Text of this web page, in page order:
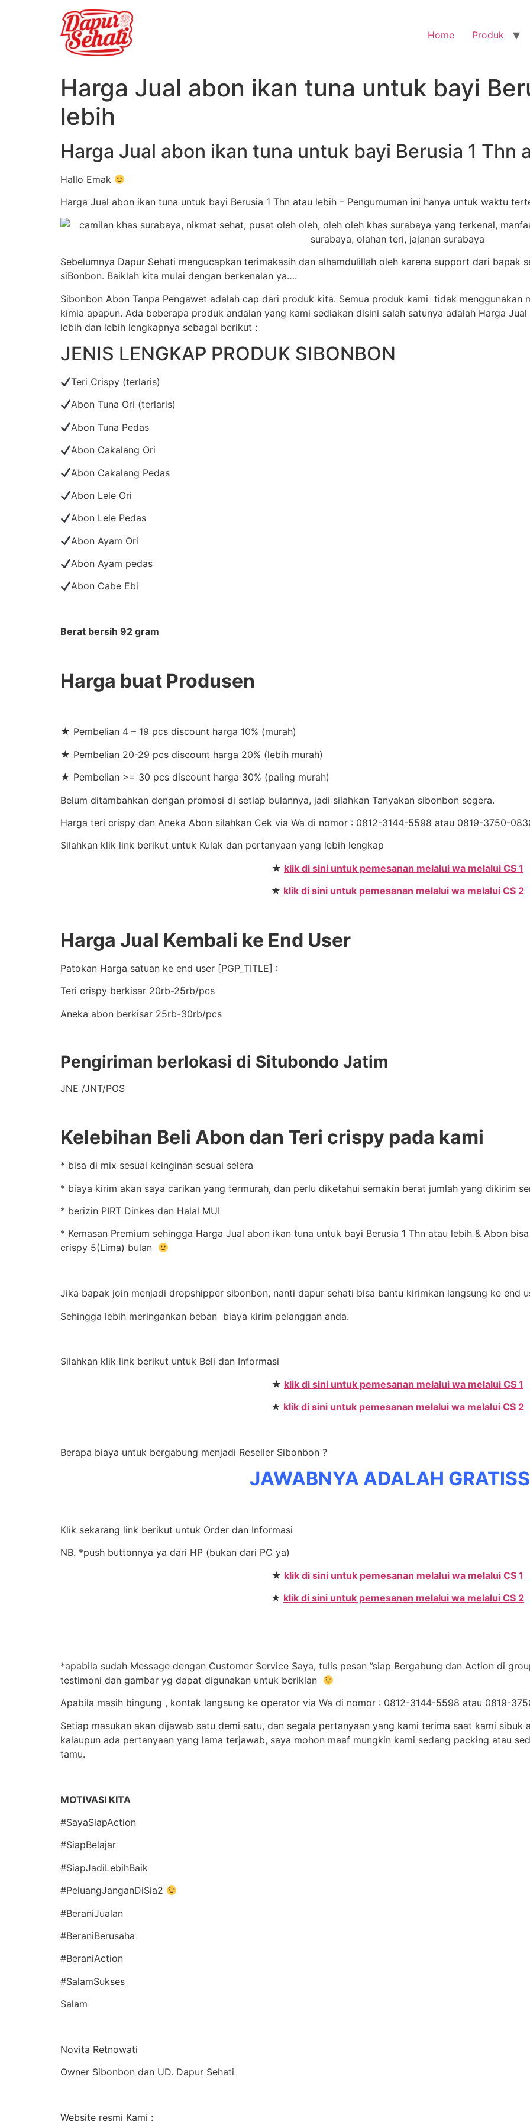
Home Produk
Harga Jual abon ikan tuna untuk bayi
lebih
Harga Jual abon ikan tuna untuk bayi Berusia 1 Thn
Hallo Emak
Harga Jual abon ikan tuna untuk bayi Berusia 1 Thn atau lebih – Pengumuman ini hanya untuk waktu
Sebelumnya Dapur Sehati mengucapkan terimakasih dan alhamdulillah oleh karena support dari bapak
siBonbon. Baiklah kita mulai dengan berkenalan ya….
Sibonbon Abon Tanpa Pengawet adalah cap dari produk kita. Semua produk kami tidak menggunakan
kimia apapun. Ada beberapa produk andalan yang kami sediakan disini salah satunya adalah Harga
lebih dan lebih lengkapnya sebagai berikut :
JENIS LENGKAP PRODUK SIBONBON
Teri Crispy (terlaris)
Abon Tuna Ori (terlaris)
Abon Tuna Pedas
Abon Cakalang Ori
Abon Cakalang Pedas
Abon Lele Ori
Abon Lele Pedas
Abon Ayam Ori
Abon Ayam pedas
Abon Cabe Ebi
Berat bersih 92 gram
Harga buat Produsen
★ Pembelian 4 – 19 pcs discount harga 10% (murah)
★ Pembelian 20-29 pcs discount harga 20% (lebih murah)
★ Pembelian >= 30 pcs discount harga 30% (paling murah)
Belum ditambahkan dengan promosi di setiap bulannya, jadi silahkan Tanyakan sibonbon segera.
Harga teri crispy dan Aneka Abon silahkan Cek via Wa di nomor : 0812-3144-5598 atau 0819-3750-
Silahkan klik link berikut untuk Kulak dan pertanyaan yang lebih lengkap
★ klik di sini untuk pemesanan melalui wa melalui CS 1
★ klik di sini untuk pemesanan melalui wa melalui CS 2
Harga Jual Kembali ke End User
Patokan Harga satuan ke end user [PGP_TITLE] :
Teri crispy berkisar 20rb-25rb/pcs
Aneka abon berkisar 25rb-30rb/pcs
Pengiriman berlokasi di Situbondo Jatim
JNE /JNT/POS
Kelebihan Beli Abon dan Teri crispy pada kami
* bisa di mix sesuai keinginan sesuai selera
* biaya kirim akan saya carikan yang termurah, dan perlu diketahui semakin berat jumlah yang dikirim
* berizin PIRT Dinkes dan Halal MUI
* Kemasan Premium sehingga Harga Jual abon ikan tuna untuk bayi Berusia 1 Thn atau lebih & Abon
crispy 5(Lima) bulan
Jika bapak join menjadi dropshipper sibonbon, nanti dapur sehati bisa bantu kirimkan langsung ke end
Sehingga lebih meringankan beban biaya kirim pelanggan anda.
Silahkan klik link berikut untuk Beli dan Informasi
★ klik di sini untuk pemesanan melalui wa melalui CS 1
★ klik di sini untuk pemesanan melalui wa melalui CS 2
Berapa biaya untuk bergabung menjadi Reseller Sibonbon ?
JAWABNYA ADALAH
Klik sekarang link berikut untuk Order dan Informasi
NB. *push buttonnya ya dari HP (bukan dari PC ya)
★ klik di sini untuk pemesanan melalui wa melalui CS 1
★ klik di sini untuk pemesanan melalui wa melalui CS 2
*apabila sudah Message dengan Customer Service Saya, tulis pesan ”siap Bergabung dan Action di
testimoni dan gambar yg dapat digunakan untuk beriklan
Apabila masih bingung , kontak langsung ke operator via Wa di nomor : 0812-3144-5598 atau 0819-
Setiap masukan akan dijawab satu demi satu, dan segala pertanyaan yang kami terima saat kami
kalaupun ada pertanyaan yang lama terjawab, saya mohon maaf mungkin kami sedang packing atau
tamu.
MOTIVASI KITA
#SayaSiapAction
#SiapBelajar
#SiapJadiLebihBaik
#PeluangJanganDiSia2
#BeraniJualan
#BeraniBerusaha
#BeraniAction
#SalamSukses
Salam
Novita Retnowati
Owner Sibonbon dan UD. Dapur Sehati
Website resmi Kami :